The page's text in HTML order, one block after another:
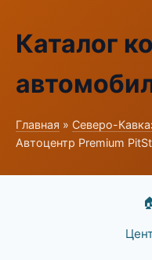
Каталог
Главная » Северо-
Автоцентр Premium